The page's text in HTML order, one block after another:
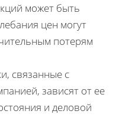
может быть
цен могут
потерям
связанные с
зависят от ее
и деловой